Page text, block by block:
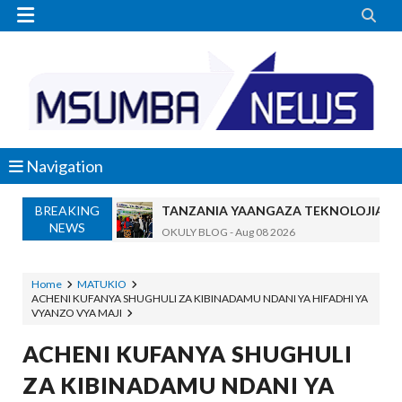
 
Navigation
BREAKING
NEWS
TANZANIA YAANGAZA TEKNOLOJIA
OKULY BLOG -Aug 08 2026
WMA YAPONGEZWA KWA
TBS Yaendelea Kutoa Elimu Ya
OSCAR ASSENGA - Aug 08 2026
UVCCM Moshi Vijijini Yaikaribisha
Home
MATUKIO
ACHENI KUFANYA SHUGHULI ZA KIBINADAMU NDANI YA HIFADHI YA
VYANZO VYA MAJI
ACHENI KUFANYA SHUGHULI
ZA KIBINADAMU NDANI YA